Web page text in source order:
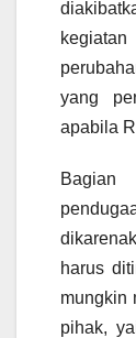
yang
apabila
Bagian
harus
mungkin
pihak,